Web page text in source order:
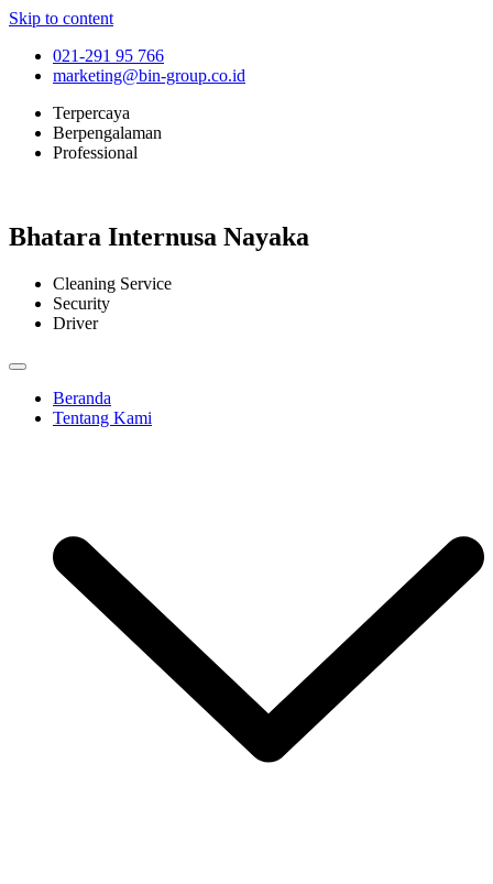
Skip to content
021-291 95 766
marketing@bin-group.co.id
Terpercaya
Berpengalaman
Professional
Bhatara Internusa Nayaka
Cleaning Service
Security
Driver
Beranda
Tentang Kami